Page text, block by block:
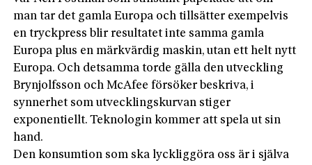
man tar det gamla Europa och tillsätter exempelvis
en tryckpress blir resultatet inte samma gamla
Europa plus en märkvärdig maskin, utan ett helt nytt
Europa. Och detsamma torde gälla den utveckling
Brynjolfsson och McAfee försöker beskriva, i
synnerhet som utvecklingskurvan stiger
exponentiellt. Teknologin kommer att spela ut sin
hand.
Den konsumtion som ska lyckliggöra oss är i själva